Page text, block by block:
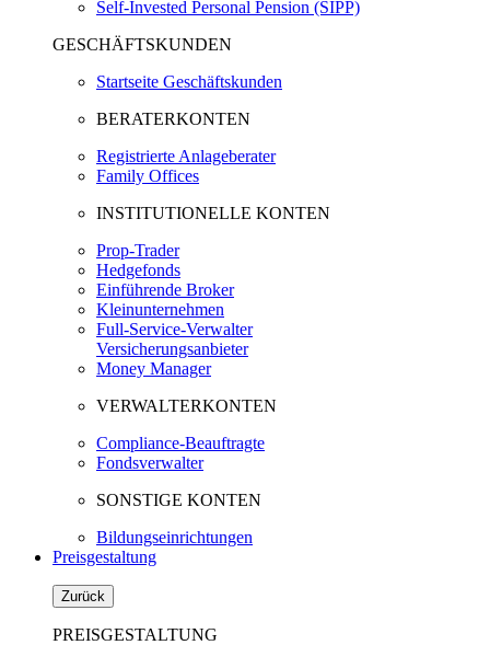
Self-Invested Personal Pension (SIPP)
GESCHÄFTSKUNDEN
Startseite Geschäftskunden
BERATERKONTEN
Registrierte Anlageberater
Family Offices
INSTITUTIONELLE KONTEN
Prop-Trader
Hedgefonds
Einführende Broker
Kleinunternehmen
Full-Service-Verwalter
Versicherungsanbieter
Money Manager
VERWALTERKONTEN
Compliance-Beauftragte
Fondsverwalter
SONSTIGE KONTEN
Bildungseinrichtungen
Preisgestaltung
Zurück
PREISGESTALTUNG